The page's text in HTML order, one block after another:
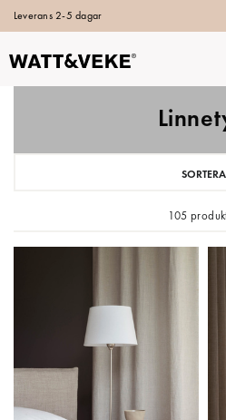
Leverans 2-5 dagar
SORTERA
105